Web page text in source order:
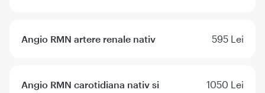
Angio RMN artere renale nativ 595 Lei
Angio RMN carotidiana nativ si
1050 Lei